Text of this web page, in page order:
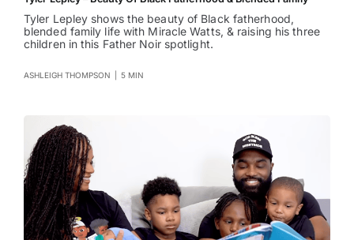
Tyler Lepley shows the beauty of Black fatherhood,
blended family life with Miracle Watts, & raising his three
children in this Father Noir spotlight.
ASHLEIGH THOMPSON 5 MIN